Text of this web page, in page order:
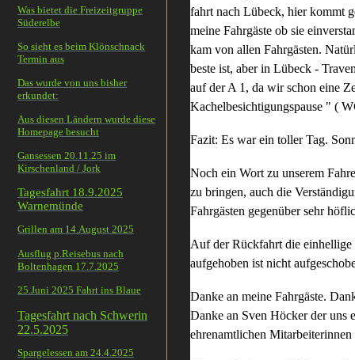
Was bietet die Freizeitgruppe
Süderelbe
So sieht es beim Klönschnack
Termin aus
Das wurde von uns bisher
erkundet:
Aus diesen Ländern wurde diese
Homepage besucht
Gansessen 20.11.25 im
Kirschenland / Jork
Tagesfahrt 18.9.2025
Warnemünde
Grillen am 14.August 2025
Ausflug p.Reisebus nach
Boltenhagen 17.7.2025
25.Juni 2025 Fahrt ins Blaue
Tagesfahrt nach Schwerin
22.5.2025
Spargelessen am 24.4.2025
fahrt nach Lübeck, hier kommt
meine Fahrgäste ob sie
kam von allen Fahrgästen.
beste ist, aber in Lübeck -
auf der A 1, da wir schon eine
Kachelbesichtigungspause " (
Fazit: Es war ein toller Tag.
Noch ein Wort zu unserem
zu bringen, auch die
Fahrgästen gegenüber sehr
Auf der Rückfahrt die
aufgehoben ist nicht
Danke an meine Fahrgäste.
Danke an Sven Höcker der uns
ehrenamtlichen